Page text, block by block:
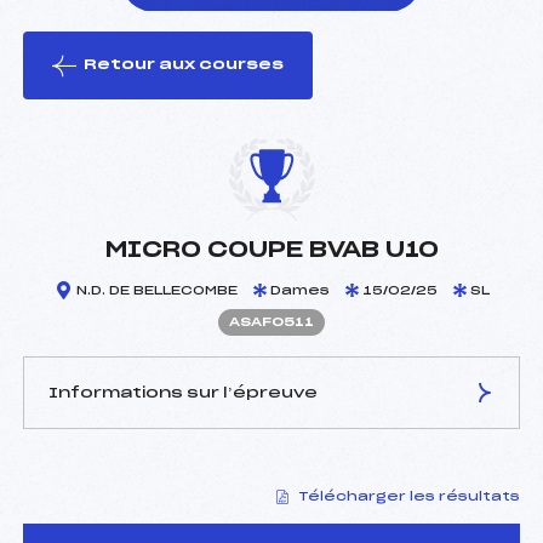
le ski
Retour aux courses
MICRO COUPE BVAB U10
N.D. DE BELLECOMBE Dames 15/02/25 SL
ASAF0511
Informations sur l’épreuve
GROGNUX VINCENT (SA)
Arbitre :
BOURGEOIS-ROMAIN
Télécharger les résultats